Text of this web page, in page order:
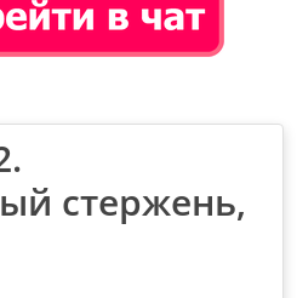
стержень,